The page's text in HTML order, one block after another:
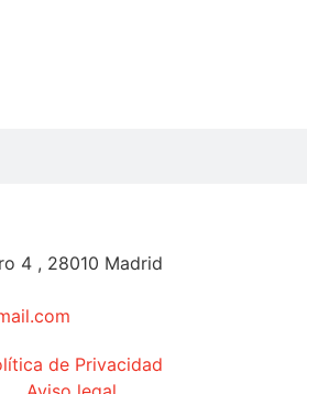
4 , 28010 Madrid
de Privacidad